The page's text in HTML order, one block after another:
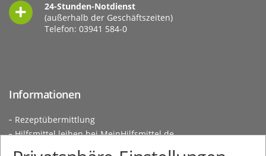
24-Stunden-Notdienst
(außerhalb der Geschäftszeiten)
Telefon: 03941 584-0
Informationen
Rezeptübermittlung
Hilfsmittel leihen bei MeinHilfsmittel.de
Kundeninformationen